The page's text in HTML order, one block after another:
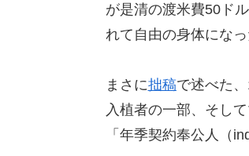
が是清の渡米費50ド
れて自由の身体になっ
まさに拙稿で述べた
入植者の一部、そし
「年季契約奉公人（